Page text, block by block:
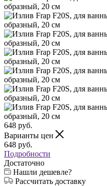
648 руб.
Варианты цен
648 руб.
Подробности
Достаточно
Нашли дешевле?
Рассчитать доставку